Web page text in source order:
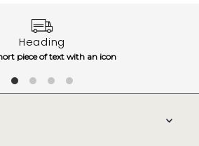
Heading
piece of text with an icon